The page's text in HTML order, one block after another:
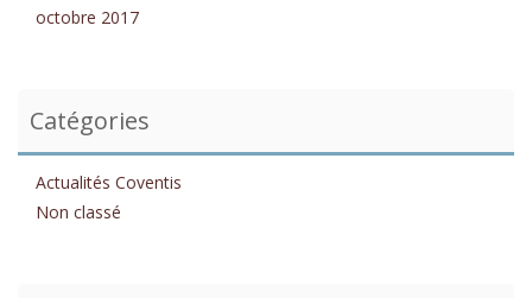
octobre 2017
Catégories
Actualités Coventis
Non classé